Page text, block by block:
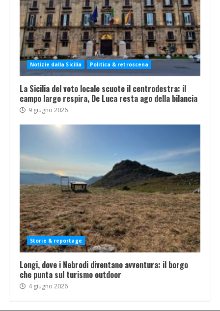
Notizie dalla Sicilia Politica & retroscena
La Sicilia del voto locale scuote il centrodestra: il
campo largo respira, De Luca resta ago della bilancia
9 giugno 2026
Storie & reportage
Longi, dove i Nebrodi diventano avventura: il borgo
che punta sul turismo outdoor
4 giugno 2026